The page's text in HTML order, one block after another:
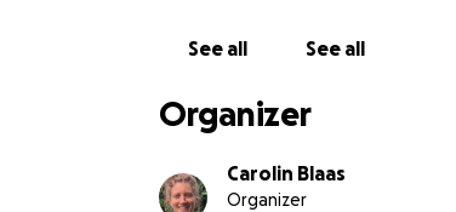
See all See all
Organizer
Carolin Blaas
Organizer